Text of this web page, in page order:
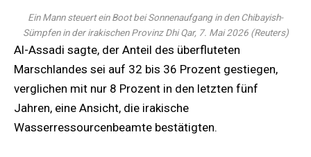
Ein Mann steuert ein Boot bei Sonnenaufgang in den Chibayish-
Sümpfen in der irakischen Provinz Dhi Qar, 7. Mai 2026 (Reuters)
Al-Assadi sagte, der Anteil des überfluteten
Marschlandes sei auf 32 bis 36 Prozent gestiegen,
verglichen mit nur 8 Prozent in den letzten fünf
Jahren, eine Ansicht, die irakische
Wasserressourcenbeamte bestätigten.